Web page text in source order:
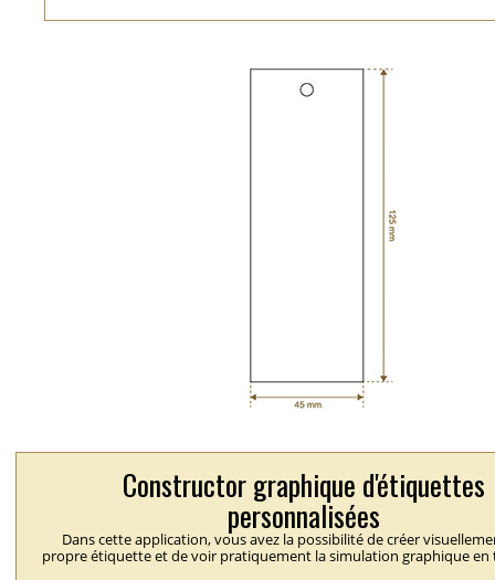
Constructor graphique d'étiquettes
personnalisées
Dans cette application, vous avez la possibilité de créer
propre étiquette et de voir pratiquement la simulation graphique en